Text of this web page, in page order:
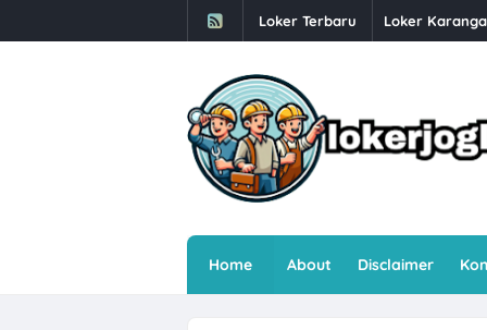
Loker Terbaru Loker
Loker Pabrik
Loker Digital
Home About Disclaimer